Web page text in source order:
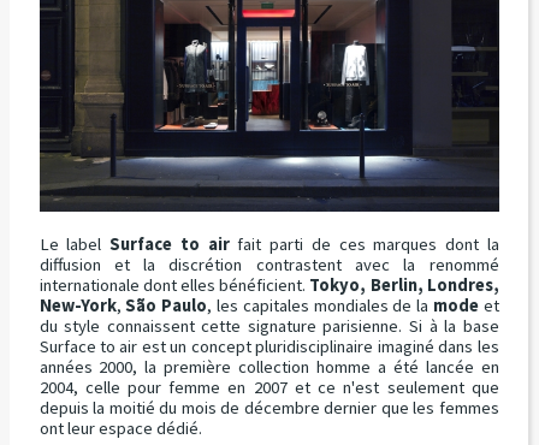
Le label Surface to airfait parti de ces marques dont la
diffusion et la discrétion contrastent avec la renommé
internationale dont elles bénéficient. Tokyo, Berlin, Londres,
New-York,São Paulo, les capitales mondiales de la modeet
du style connaissent cette signature parisienne. Si à la base
Surface to air est un concept pluridisciplinaire imaginé dans les
années 2000, la première collection homme a été lancée en
2004, celle pour femme en 2007 et ce n'est seulement que
depuis la moitié du mois de décembre dernier que les femmes
ont leur espace dédié.